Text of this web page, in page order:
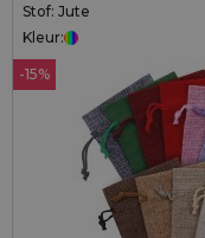
Stof: Jute
Kleur:
-15%